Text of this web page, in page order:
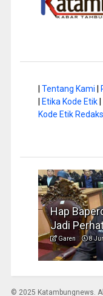
| Tentang Kami |
| Etika Kode Etik|
Kode Etik
Hap
Jadi
Garen 8
© 2025 Katambungnews.